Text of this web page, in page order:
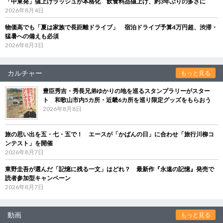
2026年8月4日
物価高でも「夏は家族で長距離ドライブ」 宿泊ドライブ予算4万円超、渋滞・
猛暑への備えも必須
2026年8月3日
カルチャー もっと見る
豊臣秀吉・秀長兄弟ゆかりの地を巡るスタンプラリーがスター
ト 和歌山市内5カ所・近畿6カ所を巡り限定グッズをもらおう
2026年8月8日
旅の思い出を五・七・五で！ エースが「かばんの日」に合わせ「旅行川柳コ
ンテスト」を開催
2026年8月7日
東野圭吾が選んだ「記憶に残る一文」はどれ？ 最新作『永遠の記憶』発売で
読者参加型キャンペーン
2026年8月7日
動画 もっと見る